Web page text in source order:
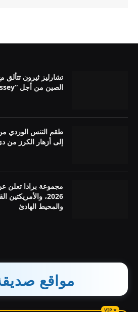
تشارليز ثيرون
الصين من أجل “The Odyssey”
طقم التنس الوردي
إلى أزهار الكرز
مجموعة برادا تعلن
2026،
والمحيط الهادئ
مواقع